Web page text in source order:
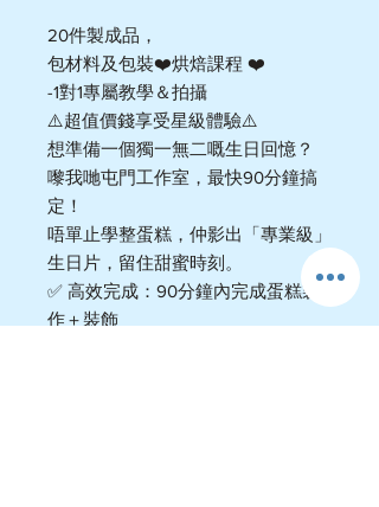
20件製成品，
包材料及包裝❤️烘焙課程 ❤️
-1對1專屬教學＆拍攝
⚠️超值價錢享受星級體驗⚠️
想準備一個獨一無二嘅生日回憶？
嚟我哋屯門工作室，最快90分鐘搞
定！
唔單止學整蛋糕，仲影出「專業級」
生日片，留住甜蜜時刻。
✅ 高效完成：90分鐘內完成蛋糕製
作＋裝飾